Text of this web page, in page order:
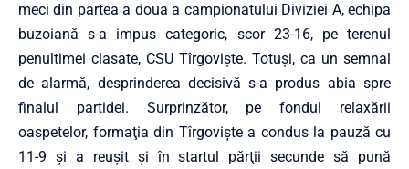
meci din partea a doua a campionatului Diviziei A, echipa
buzoiană s-a impus categoric, scor 23-16, pe terenul
penultimei clasate, CSU Tîrgovişte. Totuşi, ca un semnal
de alarmă, desprinderea decisivă s-a produs abia spre
finalul partidei. Surprinzător, pe fondul relaxării
oaspetelor, formaţia din Tîrgovişte a condus la pauză cu
11-9 şi a reuşit şi în startul părţii secunde să pună